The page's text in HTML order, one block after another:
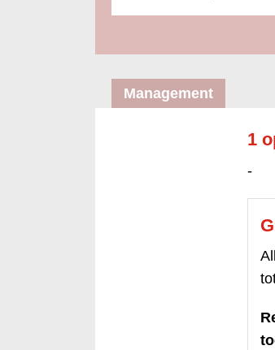
Management
1
-